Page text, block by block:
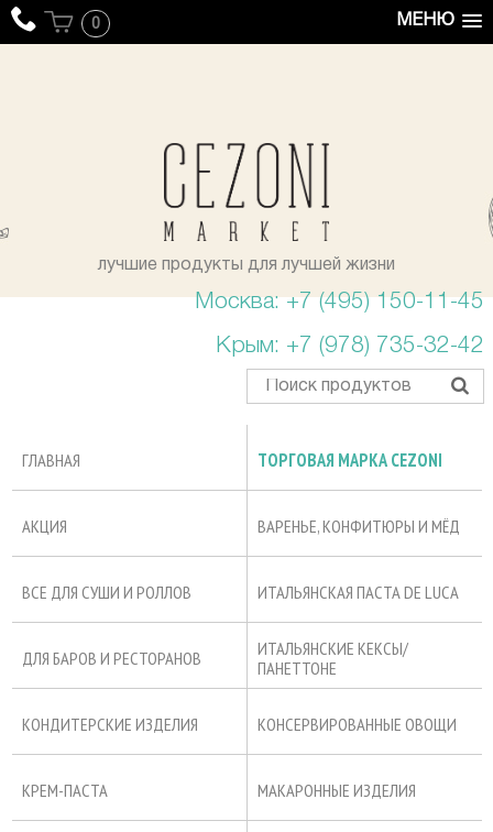
МЕНЮ
0
лучшие продукты для лучшей жизни
Москва: +7 (495) 150-11-45
Крым: +7 (978) 735-32-42
ГЛАВНАЯ ТОРГОВАЯ МАРКА CEZONI
АКЦИЯ ВАРЕНЬЕ, КОНФИТЮРЫ И МЁД
ВСЕ ДЛЯ СУШИ И РОЛЛОВ ИТАЛЬЯНСКАЯ ПАСТА DE LUCA
ДЛЯ БАРОВ И РЕСТОРАНОВ
ИТАЛЬЯНСКИЕ КЕКСЫ/
ПАНЕТТОНЕ
КОНДИТЕРСКИЕ ИЗДЕЛИЯ КОНСЕРВИРОВАННЫЕ ОВОЩИ
КРЕМ-ПАСТА МАКАРОННЫЕ ИЗДЕЛИЯ